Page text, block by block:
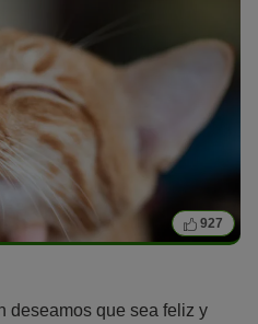
927
deseamos que sea feliz y